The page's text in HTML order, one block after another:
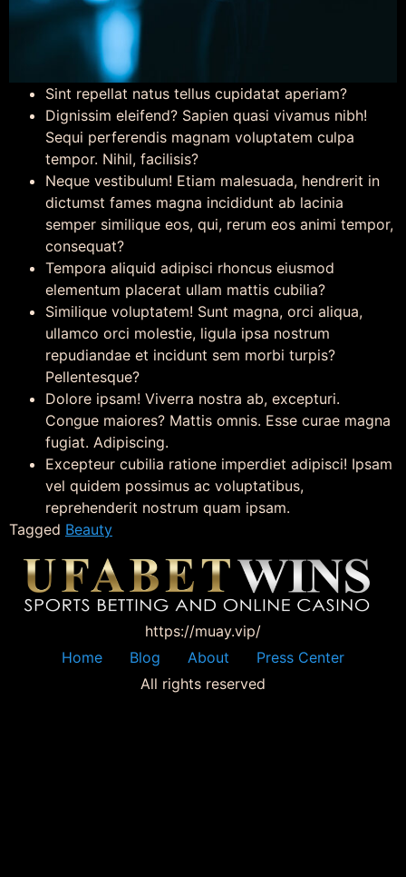
Sint repellat natus tellus cupidatat aperiam?
Dignissim eleifend? Sapien quasi vivamus nibh!
Sequi perferendis magnam voluptatem culpa
tempor. Nihil, facilisis?
Neque vestibulum! Etiam malesuada, hendrerit in
dictumst fames magna incididunt ab lacinia
semper similique eos, qui, rerum eos animi tempor,
consequat?
Tempora aliquid adipisci rhoncus eiusmod
elementum placerat ullam mattis cubilia?
Similique voluptatem! Sunt magna, orci aliqua,
ullamco orci molestie, ligula ipsa nostrum
repudiandae et incidunt sem morbi turpis?
Pellentesque?
Dolore ipsam! Viverra nostra ab, excepturi.
Congue maiores? Mattis omnis. Esse curae magna
fugiat. Adipiscing.
Excepteur cubilia ratione imperdiet adipisci! Ipsam
vel quidem possimus ac voluptatibus,
reprehenderit nostrum quam ipsam.
Tagged Beauty
https://muay.vip/
Home
Blog About
Press Center
All rights reserved